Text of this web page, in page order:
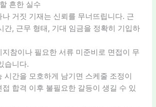
흔한 실수
나 거짓 기재는 신뢰를 무너뜨립니다. 근
간, 근무 형태, 기대 임금을 정확히 기입하
지참이나 필요한 서류 미준비로 면접이 무
습니다.
시간을 모호하게 남기면 스케줄 조정이
접 합격 이후 불필요한 갈등이 생길 수 있